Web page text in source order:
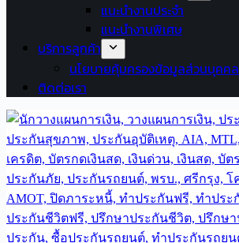
แนะนำงานประจำ
แนะนำงานพิเศษ
บริการลูกค้า
นโยบายคุ้มครองข้อมูลส่วนบุคคล
ติดต่อเรา